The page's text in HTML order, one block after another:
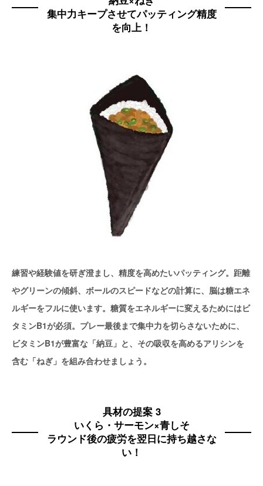
集中力キープさせてパッティング精度
を向上！
練習や経験値を研ぎ澄まし、精度を高めたいパッティング。距離
やグリーンの傾斜、ボールのスピードなどの計算に、脳は糖エネ
ルギーをフルに使います。糖質をエネルギーに変えるためにはビ
タミンB1が必須。プレー最後まで集中力を切らさないために、
ビタミンB1が豊富な「納豆」と、その吸収を高めるアリシンを
含む「ねぎ」を組み合わせましょう。
具材の提案 3
いくら・サーモン×青しそ
ラウンド後の疲労を翌日に持ち越さな
い！